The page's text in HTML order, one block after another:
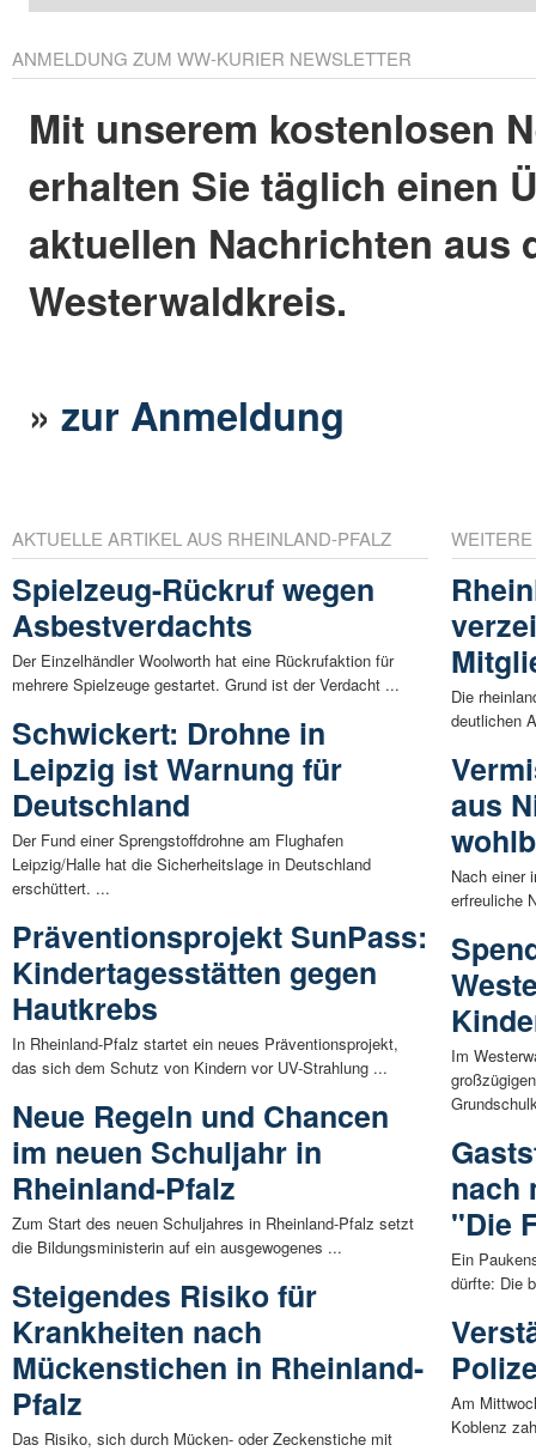
ANMELDUNG ZUM WW-KURIER NEWSLETTER
Mit unserem kostenlosen
erhalten Sie täglich einen
aktuellen Nachrichten aus
Westerwaldkreis.
»zur Anmeldung
AKTUELLE ARTIKEL AUS RHEINLAND-PFALZ
Spielzeug-Rückruf wegen
Asbestverdachts
Der Einzelhändler Woolworth hat eine Rückrufaktion für
mehrere Spielzeuge gestartet. Grund ist der Verdacht ...
Schwickert: Drohne in
Leipzig ist Warnung für
Deutschland
Der Fund einer Sprengstoffdrohne am Flughafen
Leipzig/Halle hat die Sicherheitslage in Deutschland
erschüttert. ...
Präventionsprojekt SunPass:
Kindertagesstätten gegen
Hautkrebs
In Rheinland-Pfalz startet ein neues Präventionsprojekt,
das sich dem Schutz von Kindern vor UV-Strahlung ...
Neue Regeln und Chancen
im neuen Schuljahr in
Rheinland-Pfalz
Zum Start des neuen Schuljahres in Rheinland-Pfalz setzt
die Bildungsministerin auf ein ausgewogenes ...
Steigendes Risiko für
Krankheiten nach
Mückenstichen in Rheinland-
Pfalz
Das Risiko, sich durch Mücken- oder Zeckenstiche mit
Die
deutlichen
aus
Nach einer
erfreuliche
Im
nach
"Die
Ein
dürfte: Die
Am
Koblenz